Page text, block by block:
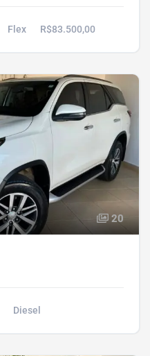
Flex R$83.500,00
20
Diesel